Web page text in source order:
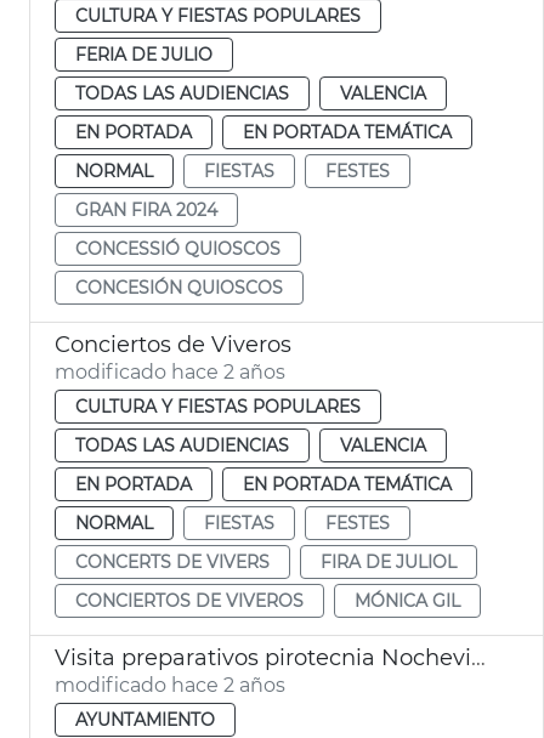
CULTURA Y FIESTAS POPULARES
FERIA DE JULIO
TODAS LAS AUDIENCIAS
VALENCIA
EN PORTADA
EN PORTADA TEMÁTICA
NORMAL
FIESTAS
FESTES
GRAN FIRA 2024
CONCESSIÓ QUIOSCOS
CONCESIÓN QUIOSCOS
Conciertos de Viveros
modificado hace 2 años
CULTURA Y FIESTAS POPULARES
TODAS LAS AUDIENCIAS
VALENCIA
EN PORTADA
EN PORTADA TEMÁTICA
NORMAL
FIESTAS
FESTES
CONCERTS DE VIVERS
FIRA DE JULIOL
CONCIERTOS DE VIVEROS
MÓNICA GIL
Visita preparativos pirotecnia Nochevieja
modificado hace 2 años
AYUNTAMIENTO